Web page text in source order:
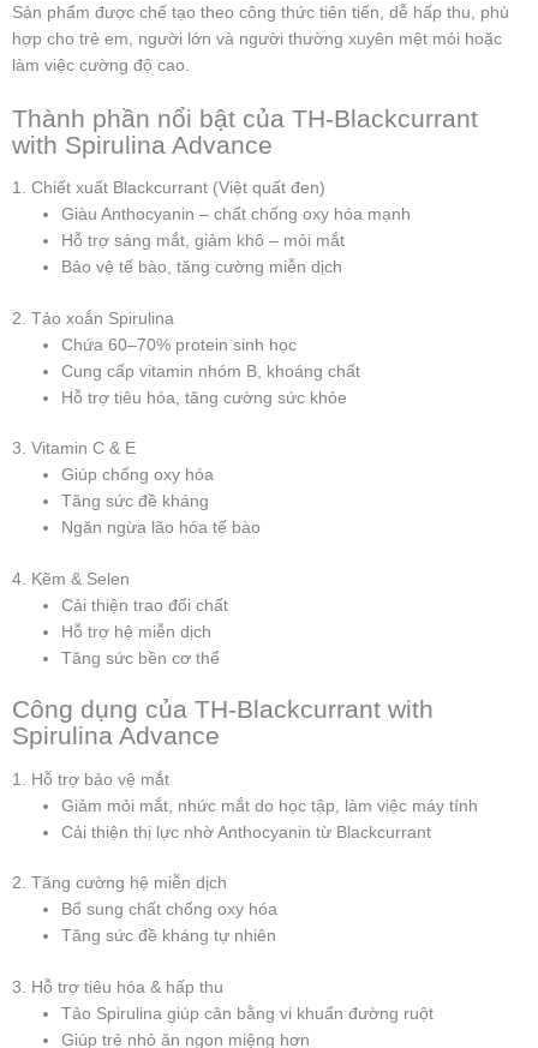
Sản phẩm được chế tạo theo công thức tiên tiến, dễ hấp thu, phù
hợp cho trẻ em, người lớn và người thường xuyên mệt mỏi hoặc
làm việc cường độ cao.
Thành phần nổi bật của TH-Blackcurrant
with Spirulina Advance
1. Chiết xuất Blackcurrant (Việt quất đen)
Giàu Anthocyanin – chất chống oxy hóa mạnh
Hỗ trợ sáng mắt, giảm khô – mỏi mắt
Bảo vệ tế bào, tăng cường miễn dịch
2. Tảo xoắn Spirulina
Chứa 60–70% protein sinh học
Cung cấp vitamin nhóm B, khoáng chất
Hỗ trợ tiêu hóa, tăng cường sức khỏe
3. Vitamin C & E
Giúp chống oxy hóa
Tăng sức đề kháng
Ngăn ngừa lão hóa tế bào
4. Kẽm & Selen
Cải thiện trao đổi chất
Hỗ trợ hệ miễn dịch
Tăng sức bền cơ thể
Công dụng của TH-Blackcurrant with
Spirulina Advance
1. Hỗ trợ bảo vệ mắt
Giảm mỏi mắt, nhức mắt do học tập, làm việc máy tính
Cải thiện thị lực nhờ Anthocyanin từ Blackcurrant
2. Tăng cường hệ miễn dịch
Bổ sung chất chống oxy hóa
Tăng sức đề kháng tự nhiên
3. Hỗ trợ tiêu hóa & hấp thu
Tảo Spirulina giúp cân bằng vi khuẩn đường ruột
Giúp trẻ nhỏ ăn ngon miệng hơn